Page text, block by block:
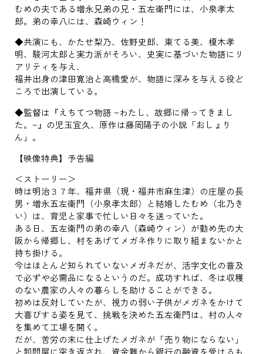
むめの夫である増永兄弟の兄・五左衛門には、小泉孝太
郎。弟の幸八には、森崎ウィン！
◆共演にも、かたせ梨乃、佐野史郎、東てる美、榎木孝
明、駿河太郎と実力派がそろい、史実に基づいた物語にリ
アリティを与え、
福井出身の津田寛治と高橋愛が、物語に深みを与える役ど
ころで出演している。
◆監督は『えちてつ物語 ~わたし、故郷に帰ってきまし
た。~』の児玉宜久、原作は藤岡陽子の小説「おしょり
ん」。
【映像特典】予告編
＜ストーリー＞
時は明治３７年、福井県（現・福井市麻生津）の庄屋の長
男・増永五左衛門（小泉孝太郎）と結婚したむめ（北乃き
い）は、育児と家事で忙しい日々を送っていた。
ある日、五左衛門の弟の幸八（森崎ウィン）が勤め先の大
阪から帰郷し、村をあげてメガネ作りに取り組まないかと
持ち掛ける。
今はほとんど知られていないメガネだが、活字文化の普及
で必ずや必需品になるというのだ。成功すれば、冬は収穫
のない農家の人々の暮らしを助けることができる。
初めは反対していたが、視力の弱い子供がメガネをかけて
大喜びする姿を見て、挑戦を決めた五左衛門は、村の人々
を集めて工場を開く。
だが、苦労の末に仕上げたメガネが「売り物にならない」
と卸問屋に突き返され、資金難から銀行の融資を受けるも